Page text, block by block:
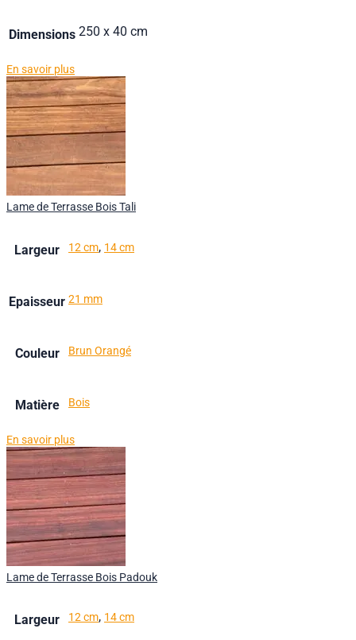
Dimensions 250 x 40 cm
En savoir plus
Lame de Terrasse Bois Tali
Largeur 12 cm, 14 cm
Epaisseur 21 mm
Couleur Brun Orangé
Matière Bois
En savoir plus
Lame de Terrasse Bois Padouk
Largeur 12 cm, 14 cm